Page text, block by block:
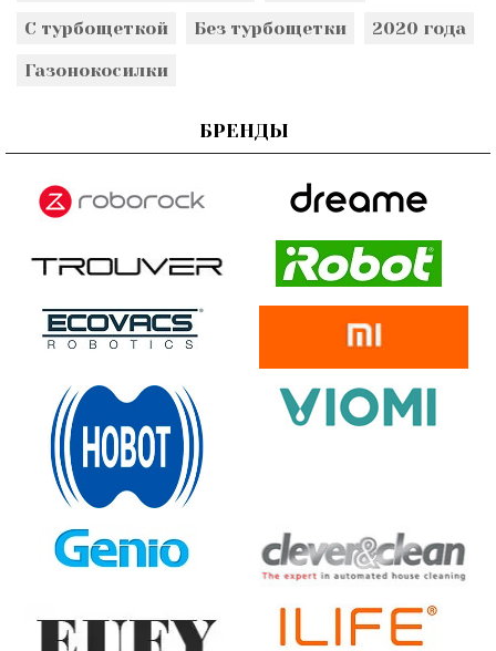
С турбощеткой
Без турбощетки
2020 года
Газонокосилки
БРЕНДЫ